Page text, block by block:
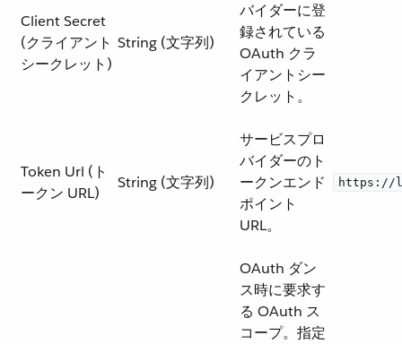
Client Secret
(クライアント
シークレット)
String (文字列)
バイダーに登
録されている
OAuth クラ
イアントシー
クレット。
Token Url (ト
ークン URL)
String (文字列)
サービスプロ
バイダーのト
ークンエンド
ポイント
URL。
https://
OAuth ダン
ス時に要求す
る OAuth ス
コープ。指定